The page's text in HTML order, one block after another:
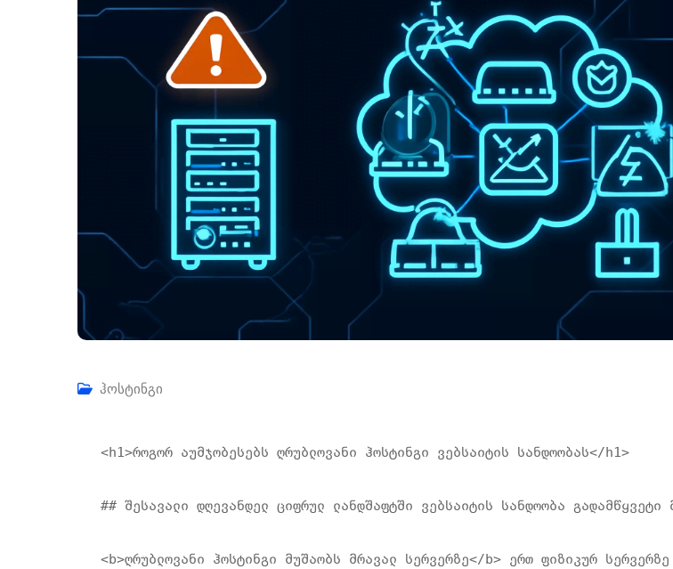
ჰოსტინგი
<h1>როგორ აუმჯობესებს ღრუბლოვანი ჰოსტინგი ვებსაიტის სანდოობას</h1>
## შესავალი დღევანდელ ციფრულ ლანდშაფტში ვებსაიტის სანდოობა